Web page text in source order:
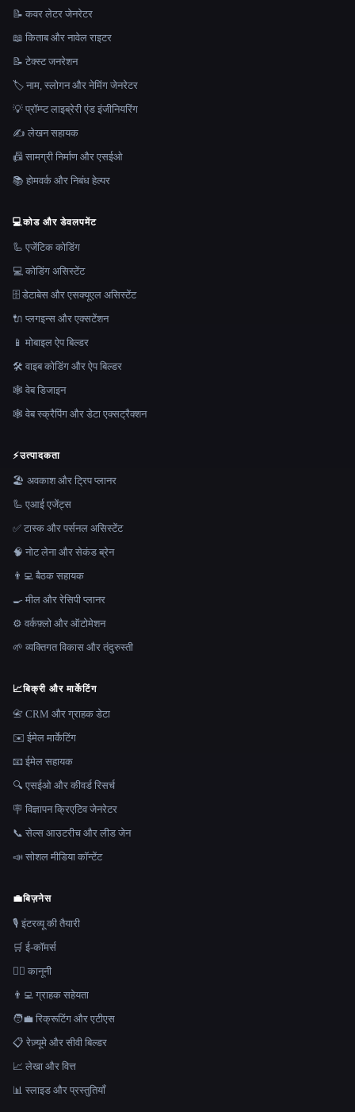
📝 कवर लेटर जेनरेटर
📖 किताब और नावेल राइटर
📝 टेक्स्ट जनरेशन
🏷️ नाम, स्लोगन और नेमिंग जेनरेटर
💡 प्रॉम्प्ट लाइब्रेरी एंड इंजीनियरिंग
✍️ लेखन सहायक
📠 सामग्री निर्माण और एसईओ
📚 होमवर्क और निबंध हेल्पर
💻कोड और डेवलपमेंट
🦾 एजेंटिक कोडिंग
💻 कोडिंग असिस्टेंट
🗄️ डेटाबेस और एसक्यूएल असिस्टेंट
🔌 प्लगइन्स और एक्सटेंशन
📱 मोबाइल ऐप बिल्डर
🛠️ वाइब कोडिंग और ऐप बिल्डर
🕸 वेब डिजाइन
🕸️ वेब स्क्रैपिंग और डेटा एक्सट्रैक्शन
⚡उत्पादकता
🏖 अवकाश और ट्रिप प्लानर
🦾 एआई एजेंट्स
✅ टास्क और पर्सनल असिस्टेंट
🧠 नोट लेना और सेकंड ब्रेन
👨‍💻 बैठक सहायक
🍳 मील और रेसिपी प्लानर
⚙️ वर्कफ़्लो और ऑटोमेशन
🌱 व्यक्तिगत विकास और तंदुरुस्ती
📈बिक्री और मार्केटिंग
📇 CRM और ग्राहक डेटा
✉️ ईमेल मार्केटिंग
📧 ईमेल सहायक
🔍 एसईओ और कीवर्ड रिसर्च
🪧 विज्ञापन क्रिएटिव जेनरेटर
📞 सेल्स आउटरीच और लीड जेन
📣 सोशल मीडिया कॉन्टेंट
💼बिज़नेस
🎙️ इंटरव्यू की तैयारी
🛒 ई-कॉमर्स
👩‍⚖️ कानूनी
👨‍💻 ग्राहक सहेयता
🧑‍💼 रिक्रूटिंग और एटीएस
📋 रेज़्यूमे और सीवी बिल्डर
📈 लेखा और वित्त
📊 स्लाइड और प्रस्तुतियाँ